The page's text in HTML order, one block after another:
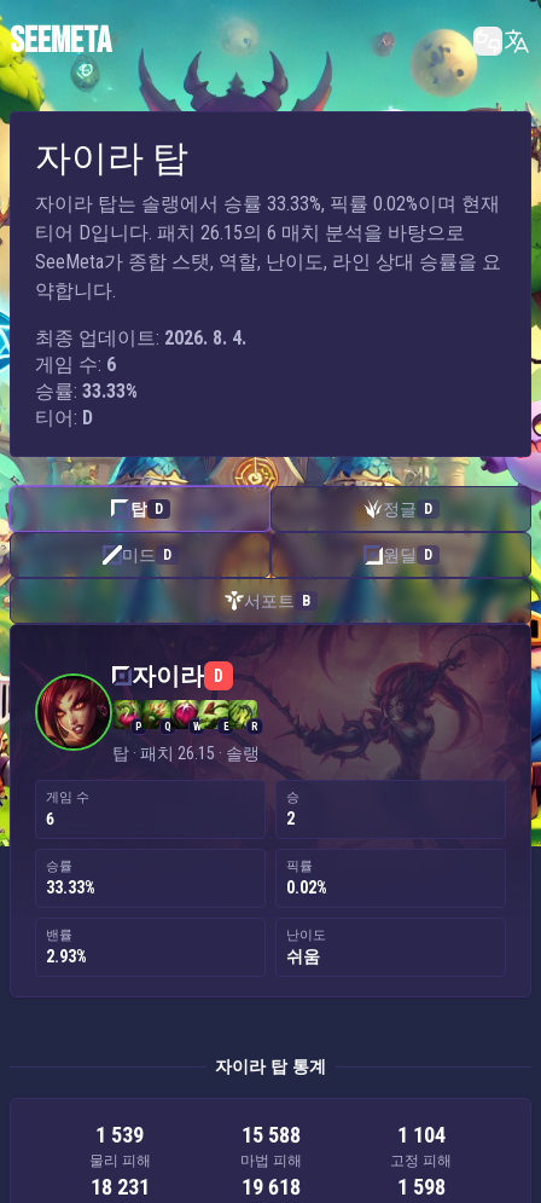
SEEMETA
자이라 탑
자이라 탑는 솔랭에서 승률 33.33%, 픽률 0.02%이며 현재
티어 D입니다. 패치 26.15의 6 매치 분석을 바탕으로
SeeMeta가 종합 스탯, 역할, 난이도, 라인 상대 승률을 요
약합니다.
최종 업데이트: 2026. 8. 4.
게임 수: 6
승률: 33.33%
티어: D
탑 D 정글 D
미드 D 원딜 D
서포트 B
자이라 D
P Q W E R
탑 · 패치 26.15 · 솔랭
게임 수
6
승
2
승률
33.33%
픽률
0.02%
밴률
2.93%
난이도
쉬움
자이라 탑 통계
1 539
물리 피해
15 588
마법 피해
1 104
고정 피해
18 231 19 618 1 598